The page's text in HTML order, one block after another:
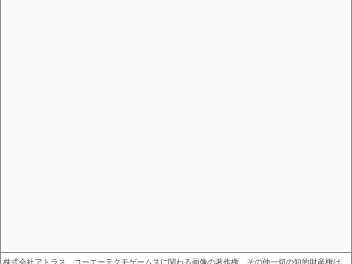
株式会社アトラス、コーエーテクモゲームスに関わる画像の著作権、その他一切の知的財産権は、